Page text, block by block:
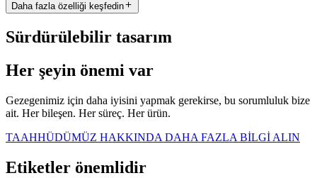
Daha fazla özelliği keşfedin
Sürdürülebilir tasarım
Her şeyin önemi var
Gezegenimiz için daha iyisini yapmak gerekirse, bu sorumluluk bize
ait. Her bileşen. Her süreç. Her ürün.
TAAHHÜDÜMÜZ HAKKINDA DAHA FAZLA BİLGİ ALIN
Etiketler önemlidir